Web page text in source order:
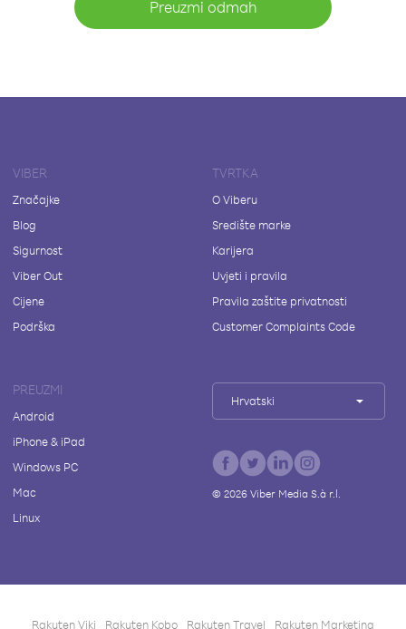
Preuzmi odmah
VIBER
Značajke
Blog
Sigurnost
Viber Out
Cijene
Podrška
TVRTKA
O Viberu
Središte marke
Karijera
Uvjeti i pravila
Pravila zaštite privatnosti
Customer Complaints Code
PREUZMI
Android
iPhone & iPad
Windows PC
Mac
Linux
Hrvatski
© 2026Viber Media S.à r.l.
Rakuten Viki Rakuten Kobo Rakuten Travel Rakuten Marketing